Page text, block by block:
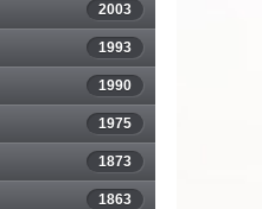
2003
1993
1990
1975
1873
1863